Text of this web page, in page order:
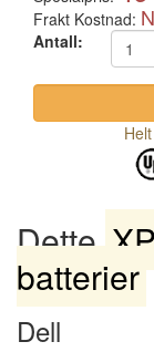
Frakt Kostnad:
Antall:
Dette
batterier
Dell